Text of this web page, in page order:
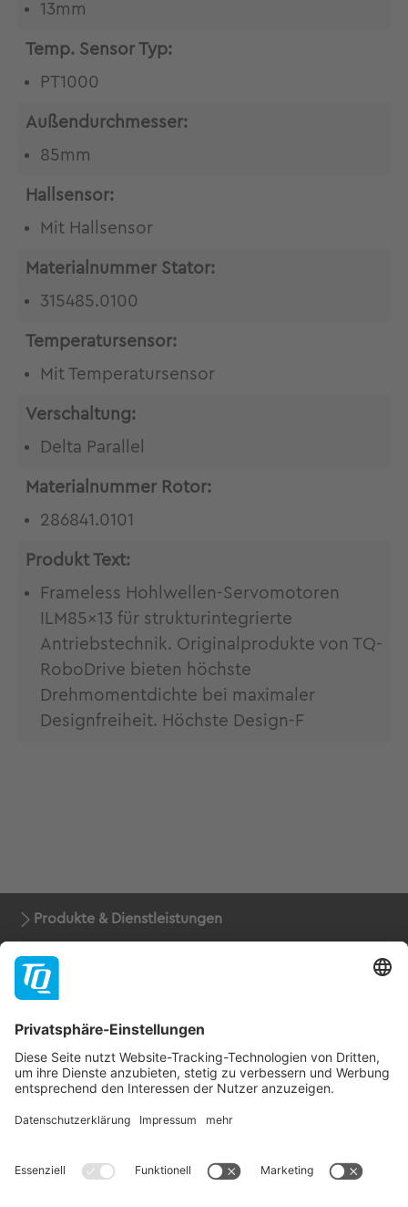
13mm
Temp. Sensor Typ:
PT1000
Außendurchmesser:
85mm
Hallsensor:
Mit Hallsensor
Materialnummer Stator:
315485.0100
Temperatursensor:
Mit Temperatursensor
Verschaltung:
Delta Parallel
Materialnummer Rotor:
286841.0101
Produkt Text:
Frameless Hohlwellen-Servomotoren
ILM85x13 für strukturintegrierte
Antriebstechnik. Originalprodukte von TQ-
RoboDrive bieten höchste
Drehmomentdichte bei maximaler
Designfreiheit. Höchste Design-F
Produkte & Dienstleistungen
Support
Unternehmen
Kontakt